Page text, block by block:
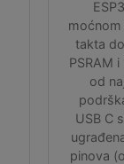
moćnom
takta
PSRAM
od
USB C
pinova